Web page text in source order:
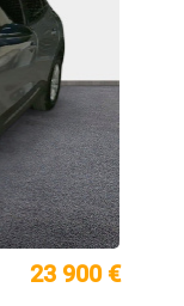
23 900 €